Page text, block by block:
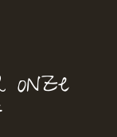
onze